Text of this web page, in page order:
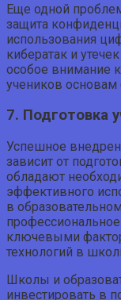
Еще одной
защита
использования
кибератак и
особое внимание
учеников основам
7. Подготовка
Успешное
зависит от
обладают
эффективного
в
профессиональное
ключевыми
технологий в
Школы и
инвестировать в